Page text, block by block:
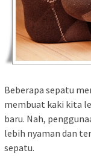
Beberapa sepatu
membuat kaki kita
baru. Nah,
lebih nyaman dan
sepatu.